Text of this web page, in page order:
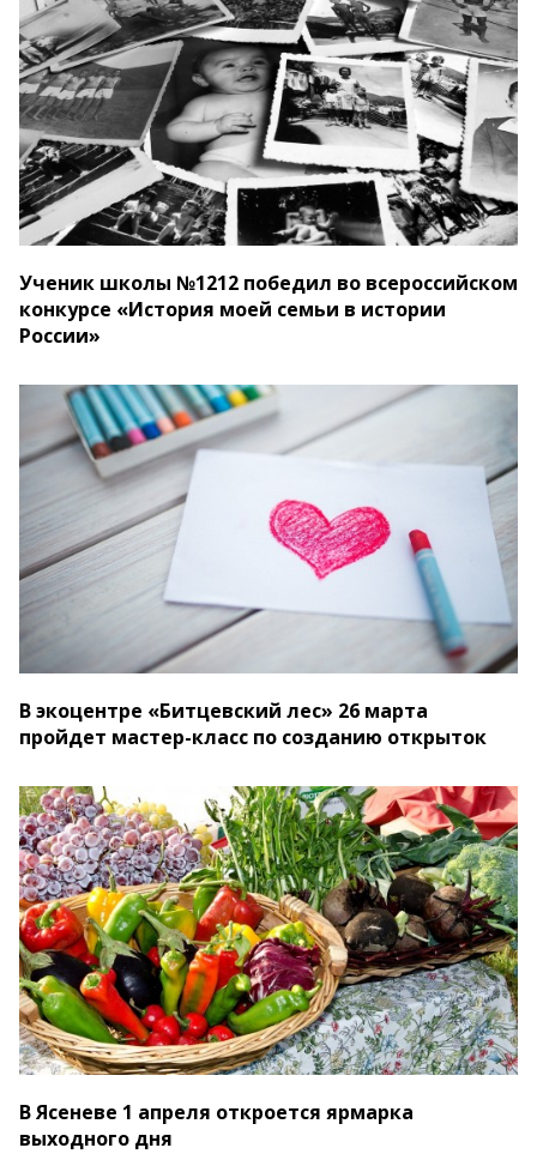
Ученик школы №1212 победил во всероссийском
конкурсе «История моей семьи в истории
России»
В экоцентре «Битцевский лес» 26 марта
пройдет мастер-класс по созданию открыток
В Ясеневе 1 апреля откроется ярмарка
выходного дня